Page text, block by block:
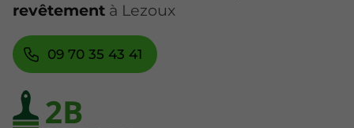
revêtement à Lezoux
09 70 35 43 41